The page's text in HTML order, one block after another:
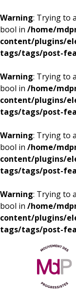
Warning: Trying to
bool in /home/
content/plugins/
tags/tags/post-
Warning: Trying to
bool in /home/
content/plugins/
tags/tags/post-
Warning: Trying to
bool in /home/
content/plugins/
tags/tags/post-
Warning: Trying to
bool in /home/
content/plugins/
tags/tags/post-